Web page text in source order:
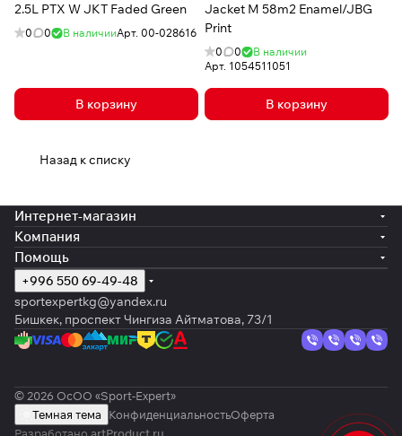
2.5L PTX W JKT Faded Green
0 0 В наличииАрт. 00-028616
В корзину
Jacket M 58m2 Enamel/JBG
Print
0 0
В наличии
Арт. 1054511051
В корзину
Назад к списку
Интернет-магазин
Компания
Помощь
+996 550 69-49-48
sportexpertkg@yandex.ru
Бишкек, проспект Чингиза Айтматова, 73/1
© 2026 ОсОО «Sport-Expert»
Темная тема
КонфиденциальностьОферта